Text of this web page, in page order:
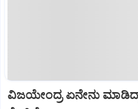
ವಿಜಯೇಂದ್ರ ಏನೇನು